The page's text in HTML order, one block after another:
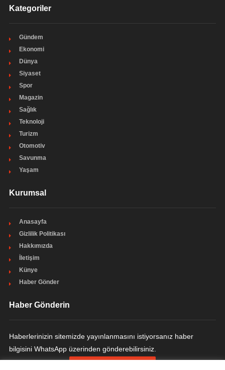
Kategoriler
Gündem
Ekonomi
Dünya
Siyaset
Spor
Magazin
Sağlık
Teknoloji
Turizm
Otomotiv
Savunma
Yaşam
Kurumsal
Anasayfa
Gizlilik Politikası
Hakkımızda
İletişim
Künye
Haber Gönder
Haber Gönderin
Haberlerinizin sitemizde yayınlanmasını istiyorsanız haber
bilgisini WhatsApp üzerinden gönderebilirsiniz.